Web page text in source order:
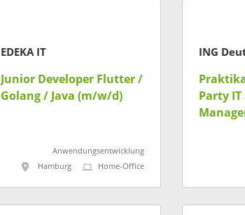
EDEKA IT
Junior Developer Flutter /
Golang / Java (m/w/d)
Anwendungsentwicklung
Hamburg
Home-Office
ING
Party